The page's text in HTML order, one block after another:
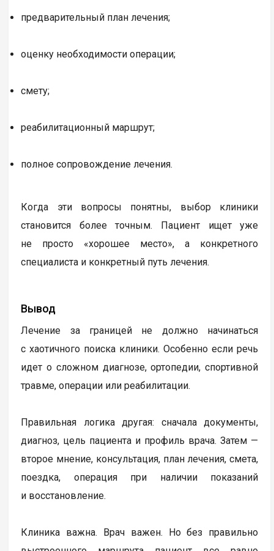
предварительный план лечения;
оценку необходимости операции;
смету;
реабилитационный маршрут;
полное сопровождение лечения.
Когда эти вопросы понятны, выбор клиники
становится более точным. Пациент ищет уже
не просто «хорошее место», а конкретного
специалиста и конкретный путь лечения.
Вывод
Лечение за границей не должно начинаться
с хаотичного поиска клиники. Особенно если речь
идет о сложном диагнозе, ортопедии, спортивной
травме, операции или реабилитации.
Правильная логика другая: сначала документы,
диагноз, цель пациента и профиль врача. Затем —
второе мнение, консультация, план лечения, смета,
поездка, операция при наличии показаний
и восстановление.
Клиника важна. Врач важен. Но без правильно